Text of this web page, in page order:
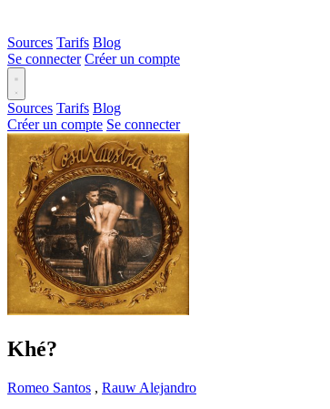
Sources Tarifs Blog
Se connecter Créer un compte
Sources Tarifs Blog
Créer un compte Se connecter
Khé?
Romeo Santos , Rauw Alejandro